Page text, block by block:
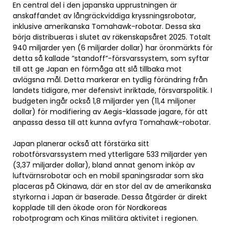
En central del i den japanska upprustningen är
anskaffandet av långräckviddiga kryssningsrobotar,
inklusive amerikanska Tomahawk-robotar. Dessa ska
börja distribueras i slutet av räkenskapsåret 2025. Totalt
940 miljarder yen (6 miljarder dollar) har öronmärkts för
detta så kallade ”standoff”-försvarssystem, som syftar
till att ge Japan en förmåga att slå tillbaka mot
avlägsna mål. Detta markerar en tydlig förändring från
landets tidigare, mer defensivt inriktade, försvarspolitik. I
budgeten ingår också 1,8 miljarder yen (11,4 miljoner
dollar) för modifiering av Aegis-klassade jagare, för att
anpassa dessa till att kunna avfyra Tomahawk-robotar.
Japan planerar också att förstärka sitt
robotförsvarssystem med ytterligare 533 miljarder yen
(3,37 miljarder dollar), bland annat genom inköp av
luftvärnsrobotar och en mobil spaningsradar som ska
placeras på Okinawa, där en stor del av de amerikanska
styrkorna i Japan är baserade. Dessa åtgärder är direkt
kopplade till den ökade oron för Nordkoreas
robotprogram och Kinas militära aktivitet i regionen.